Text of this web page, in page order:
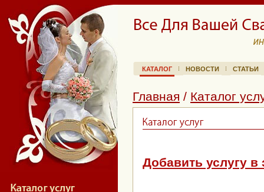
КАТАЛОГ НОВОСТИ СТАТЬИ
Главная / Каталог
Добавить услугу в